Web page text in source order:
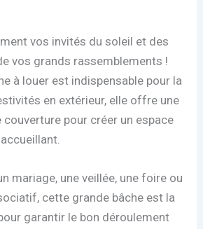
vos invités du soleil et des
vos grands rassemblements !
à louer est indispensable pour la
en extérieur, elle offre une
pour créer un espace
mariage, une veillée, une foire ou
cette grande bâche est la
garantir le bon déroulement